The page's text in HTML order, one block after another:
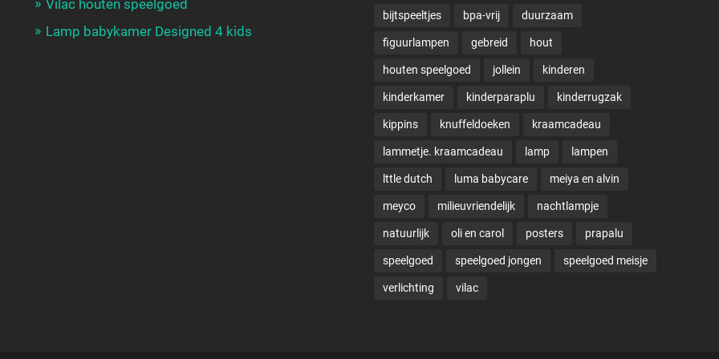
Vilac houten speelgoed
Lamp babykamer Designed 4 kids
bijtspeeltjes bpa-vrij duurzaam
figuurlampen gebreid hout
houten speelgoed jollein kinderen
kinderkamer kinderparaplu kinderrugzak
kippins knuffeldoeken kraamcadeau
lammetje. kraamcadeau lamp lampen
lttle dutch luma babycare meiya en alvin
meyco milieuvriendelijk nachtlampje
natuurlijk oli en carol posters prapalu
speelgoed speelgoed jongen speelgoed meisje
verlichting vilac